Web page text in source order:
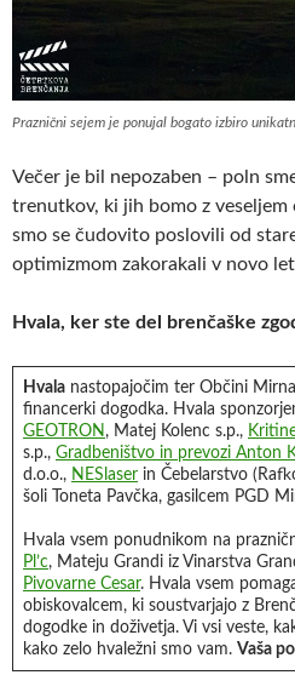
Praznični sejem je ponujal bogato izbiro
Večer je bil nepozaben – poln
trenutkov, ki jih bomo z
smo se čudovito poslovili od
optimizmom zakorakali v novo
Hvala, ker ste del brenčaške
Hvala nastopajočim ter Občini
financerki dogodka. Hvala
GEOTRON , Matej Kolenc s.p.,
s.p., Gradbeništvo in prevozi Anton
d.o.o., NESlaser in Čebelarstvo
šoli Toneta Pavčka, gasilcem PGD
Hvala vsem ponudnikom na
Pl’c, Mateju Grandi iz Vinarstva
Pivovarne Cesar. Hvala vsem
obiskovalcem, ki soustvarjajo z
dogodke in doživetja. Vi vsi veste,
kako zelo hvaležni smo vam. Vaša